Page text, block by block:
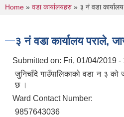
You are here
Home » वडा कार्यालयहरु » ३ नं वडा
३ नं वडा कार्यालय पराले,
Submitted on: Fri, 01/04/2019 -
जुनिचाँदे गाउँपालिकाको वडा न ३
छ ।
Ward Contact Number:
9857643036